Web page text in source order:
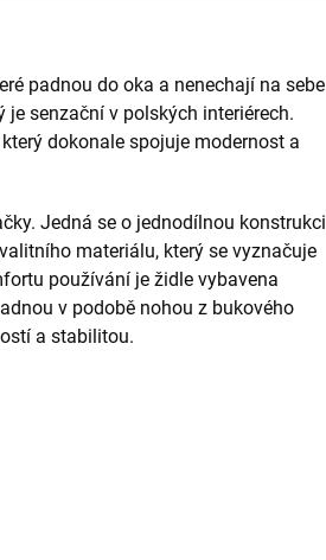
padnou do oka a nenechají na sebe
senzační v polských interiérech.
dokonale spojuje modernost a
Jedná se o jednodílnou konstrukci
materiálu, který se vyznačuje
používání je židle vybavena
v podobě nohou z bukového
a stabilitou.